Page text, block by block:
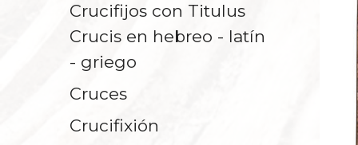
Crucifijos con Titulus
Crucis en hebreo - latín
- griego
Cruces
Crucifixión